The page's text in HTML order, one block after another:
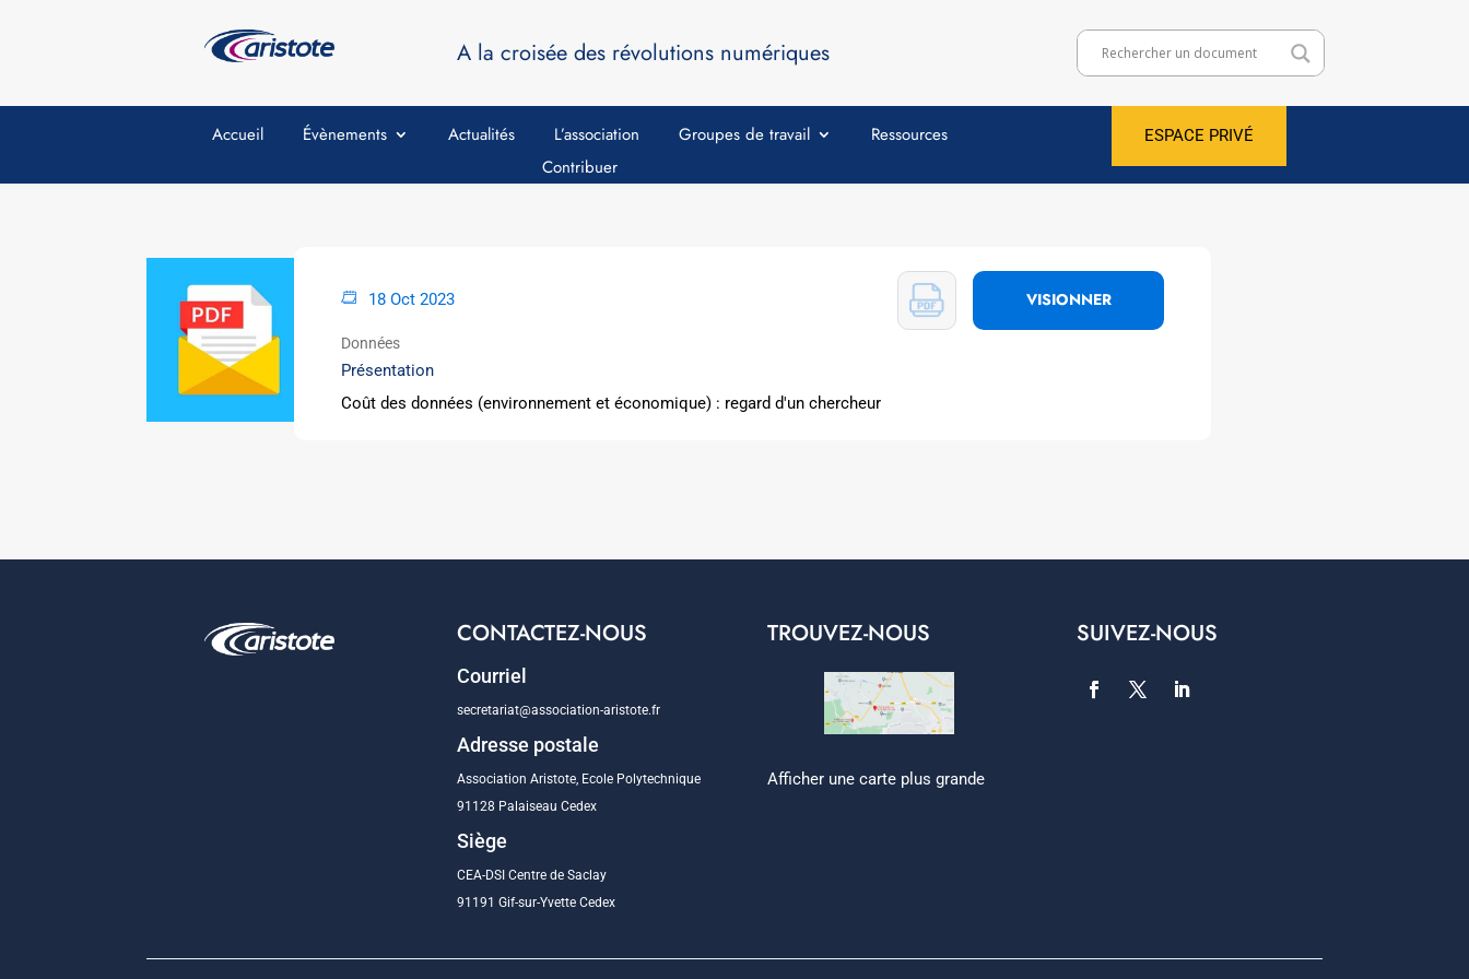
A la croisée des révolutions numériques
Accueil Évènements Actualités L’association Groupes de travail
Ressources
Contribuer
ESPACE PRIVÉ
18 Oct 2023 VISIONNER
Données
Présentation
Coût des données (environnement et économique) : regard d'un chercheur
CONTACTEZ-NOUS
Courriel
secretariat@association-aristote.fr
Adresse postale
Association Aristote, Ecole Polytechnique
91128 Palaiseau Cedex
Siège
CEA-DSI Centre de Saclay
91191 Gif-sur-Yvette Cedex
TROUVEZ-NOUS
Afficher une carte plus grande
SUIVEZ-NOUS